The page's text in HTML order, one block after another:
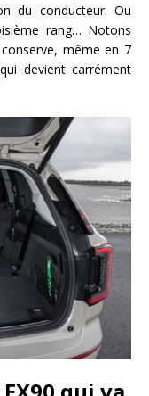
du conducteur. Ou
rang… Notons
même en 7
devient carrément